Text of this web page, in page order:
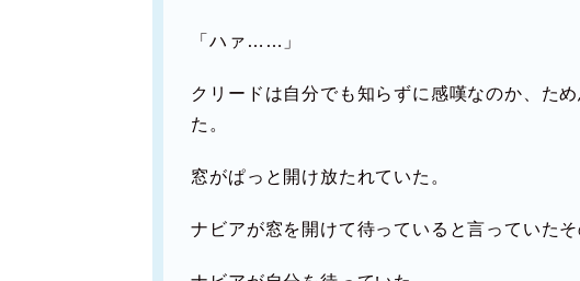
「ハァ……」
クリードは自分でも知らずに感嘆なのか、た
た。
窓がぱっと開け放たれていた。
ナビアが窓を開けて待っていると言っていた